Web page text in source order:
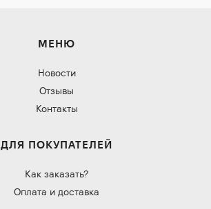
МЕНЮ
Новости
Отзывы
Контакты
ДЛЯ ПОКУПАТЕЛЕЙ
Как заказать?
Оплата и доставка